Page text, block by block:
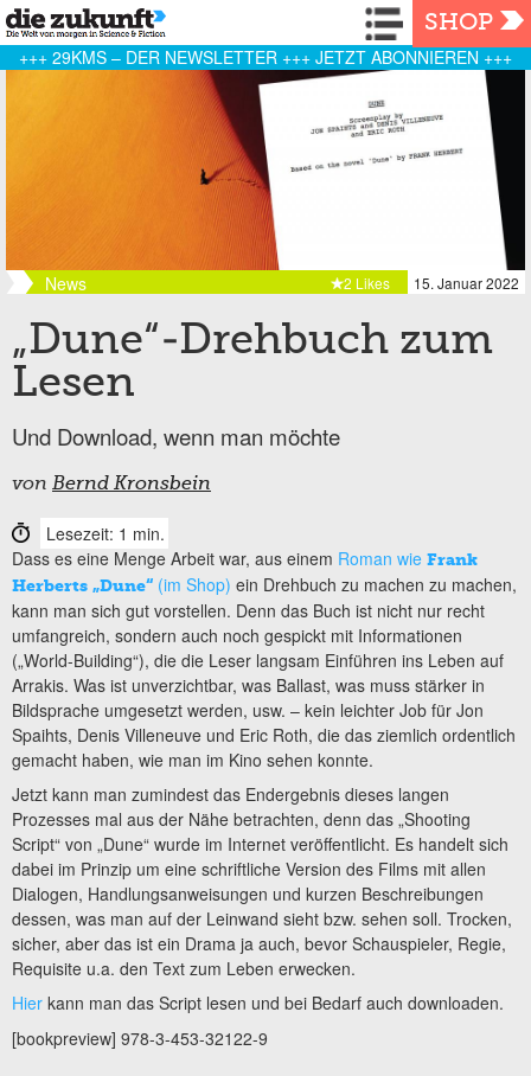
Navigation
SHOP
+++ 29KMS – DER NEWSLETTER +++ JETZT ABONNIEREN +++
News 15. Januar 2022
2 Likes
„Dune“-Drehbuch zum
Lesen
Und Download, wenn man möchte
von Bernd Kronsbein
Lesezeit: 1 min.
Dass es eine Menge Arbeit war, aus einem Roman wie Frank
Herberts „Dune“ (im Shop) ein Drehbuch zu machen zu machen,
kann man sich gut vorstellen. Denn das Buch ist nicht nur recht
umfangreich, sondern auch noch gespickt mit Informationen
(„World-Building“), die die Leser langsam Einführen ins Leben auf
Arrakis. Was ist unverzichtbar, was Ballast, was muss stärker in
Bildsprache umgesetzt werden, usw. – kein leichter Job für Jon
Spaihts, Denis Villeneuve und Eric Roth, die das ziemlich ordentlich
gemacht haben, wie man im Kino sehen konnte.
Jetzt kann man zumindest das Endergebnis dieses langen
Prozesses mal aus der Nähe betrachten, denn das „Shooting
Script“ von „Dune“ wurde im Internet veröffentlicht. Es handelt sich
dabei im Prinzip um eine schriftliche Version des Films mit allen
Dialogen, Handlungsanweisungen und kurzen Beschreibungen
dessen, was man auf der Leinwand sieht bzw. sehen soll. Trocken,
sicher, aber das ist ein Drama ja auch, bevor Schauspieler, Regie,
Requisite u.a. den Text zum Leben erwecken.
Hier kann man das Script lesen und bei Bedarf auch downloaden.
[bookpreview] 978-3-453-32122-9